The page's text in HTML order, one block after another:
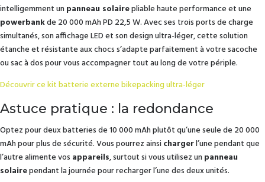
intelligemment unpanneau solairepliable haute performance et une
powerbankde 20 000 mAh PD 22,5 W. Avec ses trois ports de charge
simultanés, son affichage LED et son design ultra-léger, cette solution
étanche et résistante aux chocs s’adapte parfaitement à votre sacoche
ou sac à dos pour vous accompagner tout au long de votre périple.
Découvrir ce kit batterie externe bikepacking ultra-léger
Astuce pratique : la redondance
Optez pour deux batteries de 10 000 mAh plutôt qu’une seule de 20 000
mAh pour plus de sécurité. Vous pourrez ainsichargerl’une pendant que
l’autre alimente vos appareils, surtout si vous utilisez unpanneau
solairependant la journée pour recharger l’une des deux unités.